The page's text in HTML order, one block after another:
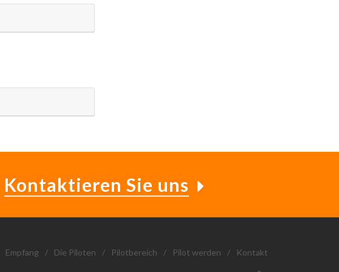
Kontaktieren Sie uns
Empfang / Die Piloten / Pilotbereich / Pilot werden / Kontakt